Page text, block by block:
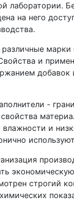
лаборатории.
на него
марки
и
добавок
-
влажности и
строгий